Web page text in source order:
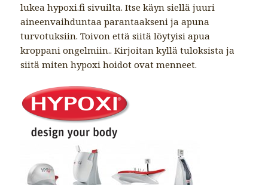
lukea hypoxi.fi sivuilta. Itse käyn siellä juuri
aineenvaihduntaa parantaakseni ja apuna
turvotuksiin. Toivon että siitä löytyisi apua
kroppani ongelmiin.. Kirjoitan kyllä tuloksista ja
siitä miten hypoxi hoidot ovat menneet.